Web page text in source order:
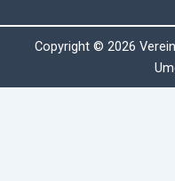
Copyright © 2026